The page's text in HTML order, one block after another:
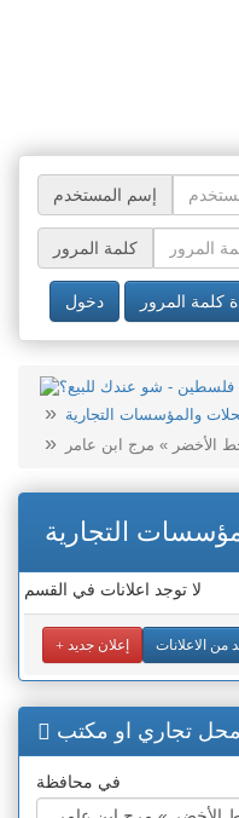
إسم المستخدم
كلمة المرور
دخول كلمة المرور
والمؤسسات التجارية
الأخضر » مرج ابن عامر
التجارية
لا توجد اعلانات في القسم
إعلان جديد
تجاري او مكتب
في محافظة